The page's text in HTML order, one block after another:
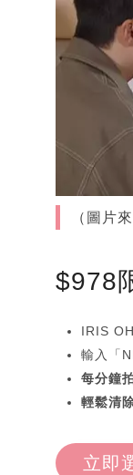
（圖片
$978
IRIS
輸入「
每分鐘
輕鬆清
立即